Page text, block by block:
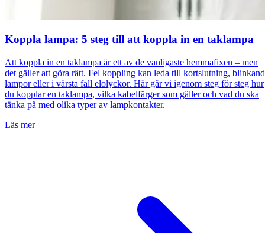
Koppla lampa: 5 steg till att koppla in en taklampa
Att koppla in en taklampa är ett av de vanligaste hemmafixen – men
det gäller att göra rätt. Fel koppling kan leda till kortslutning,
lampor eller i värsta fall elolyckor. Här går vi igenom steg för steg hur
du kopplar en taklampa, vilka kabelfärger som gäller och vad du ska
tänka på med olika typer av lampkontakter.
Läs mer